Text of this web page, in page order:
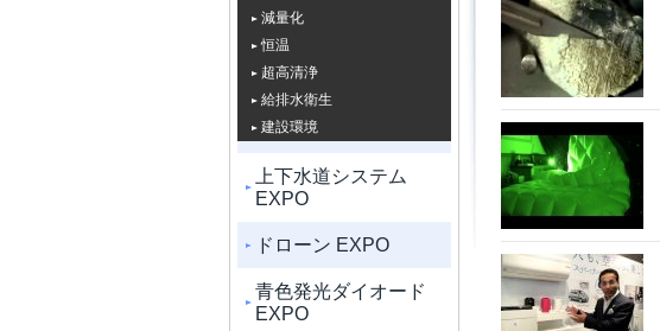
減量化
恒温
超高清浄
給排水衛生
建設環境
上下水道システム
EXPO
ドローン EXPO
青色発光ダイオード
EXPO